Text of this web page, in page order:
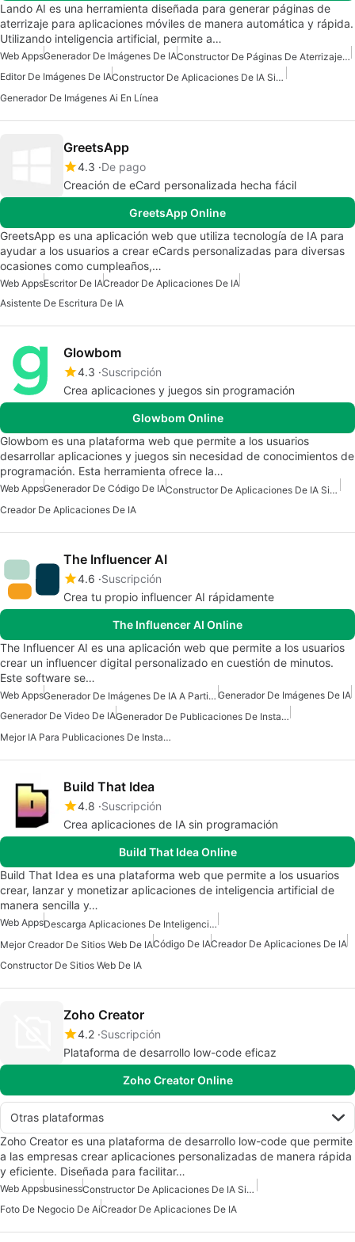
Lando AI es una herramienta diseñada para generar páginas de
aterrizaje para aplicaciones móviles de manera automática y rápida.
Utilizando inteligencia artificial, permite a…
Web AppsGenerador De Imágenes De IA
Constructor De Páginas De Aterrizaje De IA
Editor De Imágenes De IA
Constructor De Aplicaciones De IA Sin Código
Generador De Imágenes Ai En Línea
GreetsApp
4.3 De pago
Creación de eCard personalizada hecha fácil
GreetsApp Online
GreetsApp es una aplicación web que utiliza tecnología de IA para
ayudar a los usuarios a crear eCards personalizadas para diversas
ocasiones como cumpleaños,…
Web AppsEscritor De IACreador De Aplicaciones De IA
Asistente De Escritura De IA
Glowbom
4.3 Suscripción
Crea aplicaciones y juegos sin programación
Glowbom Online
Glowbom es una plataforma web que permite a los usuarios
desarrollar aplicaciones y juegos sin necesidad de conocimientos de
programación. Esta herramienta ofrece la…
Web AppsGenerador De Código De IA
Constructor De Aplicaciones De IA Sin Código
Creador De Aplicaciones De IA
The Influencer AI
4.6 Suscripción
Crea tu propio influencer AI rápidamente
The Influencer AI Online
The Influencer AI es una aplicación web que permite a los usuarios
crear un influencer digital personalizado en cuestión de minutos.
Este software se…
Web Apps Generador De Imágenes De IA A Partir De Texto Generador De Imágenes De IA
Generador De Video De IA
Generador De Publicaciones De Instagram De IA
Mejor IA Para Publicaciones De Instagram
Build That Idea
4.8 Suscripción
Crea aplicaciones de IA sin programación
Build That Idea Online
Build That Idea es una plataforma web que permite a los usuarios
crear, lanzar y monetizar aplicaciones de inteligencia artificial de
manera sencilla y…
Web Apps
Descarga Aplicaciones De Inteligencia Artificial (IA)
Mejor Creador De Sitios Web De IACódigo De IACreador De Aplicaciones De IA
Constructor De Sitios Web De IA
Zoho Creator
4.2 Suscripción
Plataforma de desarrollo low-code eficaz
Zoho Creator Online
Otras plataformas
Zoho Creator es una plataforma de desarrollo low-code que permite
a las empresas crear aplicaciones personalizadas de manera rápida
y eficiente. Diseñada para facilitar…
Web Appsbusiness
Constructor De Aplicaciones De IA Sin Código
Foto De Negocio De AiCreador De Aplicaciones De IA